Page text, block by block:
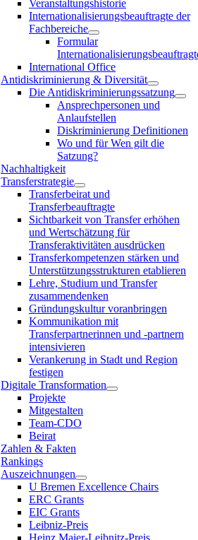
Veranstaltungshistorie
Internationalisierungsbeauftragte der
Fachbereiche
Formular
International Office
Antidiskriminierung & Diversität
Die Antidiskriminierungssatzung
Ansprechpersonen und
Anlaufstellen
Diskriminierung Definitionen
Wo und für Wen gilt die
Satzung?
Nachhaltigkeit
Transferstrategie
Transferbeirat und
Transferbeauftragte
Sichtbarkeit von Transfer erhöhen
und Wertschätzung für
Transferaktivitäten ausdrücken
Transferkompetenzen stärken und
Unterstützungsstrukturen etablieren
Lehre, Studium und Transfer
zusammendenken
Gründungskultur voranbringen
Kommunikation mit
Transferpartnerinnen und -partnern
intensivieren
Verankerung in Stadt und Region
festigen
Digitale Transformation
Projekte
Mitgestalten
Team-CDO
Beirat
Zahlen & Fakten
Rankings
Auszeichnungen
U Bremen Excellence Chairs
ERC Grants
EIC Grants
Leibniz-Preis
Heinz Maier-Leibnitz-Preis